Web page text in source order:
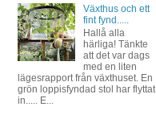
Växthus och ett
fint fynd.....
Hallå alla
härliga! Tänkte
att det var dags
med en liten
lägesrapport från växthuset. En
grön loppisfyndad stol har flyttat
in..... E...